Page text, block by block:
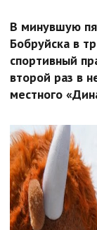
В минувшую
Бобруйска в
спортивный
второй раз в
местного